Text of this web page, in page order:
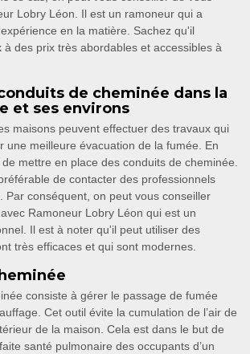
Lobry Léon. Il est un ramoneur qui a
en la matière. Sachez qu'il
à des prix très abordables et accessibles à
de cheminée dans la
et ses environs
maisons peuvent effectuer des travaux qui
une meilleure évacuation de la fumée. En
mettre en place des conduits de cheminée.
de contacter des professionnels
Par conséquent, on peut vous conseiller
Ramoneur Lobry Léon qui est un
Il est à noter qu'il peut utiliser des
très efficaces et qui sont modernes.
consiste à gérer le passage de fumée
Cet outil évite la cumulation de l’air de
de la maison. Cela est dans le but de
santé pulmonaire des occupants d’un